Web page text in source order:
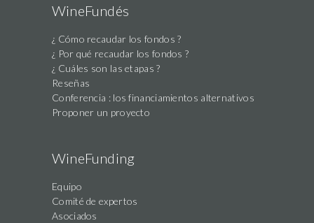
WineFundés
¿ Cómo recaudar los fondos ?
¿ Por qué recaudar los fondos ?
¿ Cuáles son las etapas ?
Reseñas
Conferencia : los financiamientos alternativos
Proponer un proyecto
WineFunding
Equipo
Comité de expertos
Asociados